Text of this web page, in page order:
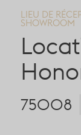
LIEU DE
SHOWROOM
75008